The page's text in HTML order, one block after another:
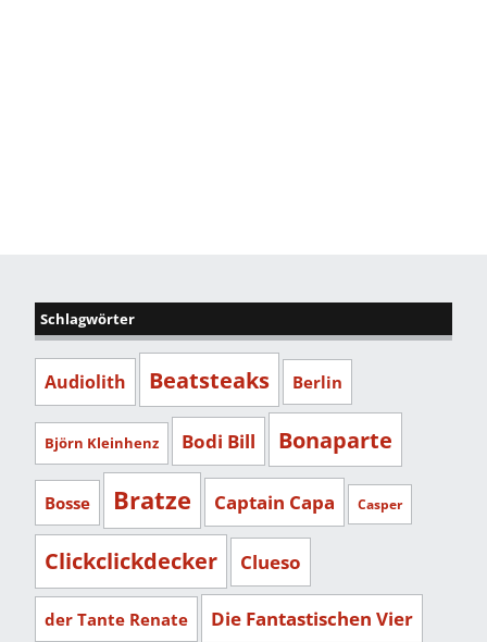
Schlagwörter
Audiolith Beatsteaks Berlin
Björn Kleinhenz Bodi Bill Bonaparte
Bosse Bratze Captain Capa Casper
Clickclickdecker Clueso
der Tante Renate Die Fantastischen Vier